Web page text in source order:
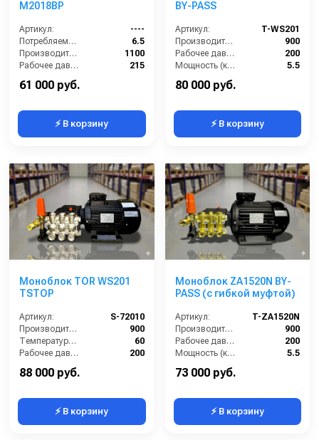
M2018BP
Артикул:
----
Потребляемая мощность (кВт):
6.5
Производительность (л/ч):
1100
Рабочее давление (бар):
215
Мощность (кВт):
61 000 руб.
⚡ В корзину
BY-PASS
Артикул:
T-WS201
Производительность (л/ч):
900
Рабочее давление (бар):
200
Мощность (кВт):
5.5
Электропитание (В):
80 000 руб.
⚡ В корзину
Моноблок TOR WS201
TSTOP
Артикул:
S-72010
Производительность (л/ч):
900
Температура (°C):
60
Рабочее давление (бар):
200
Мощность (кВт):
88 000 руб.
⚡ В корзину
Моноблок ZA1520N BY-
PASS (с гибкой муфтой)
Артикул:
T-ZA1520N
Производительность (л/ч):
900
Рабочее давление (бар):
200
Мощность (кВт):
5.5
Электропитание (В):
73 000 руб.
⚡ В корзину